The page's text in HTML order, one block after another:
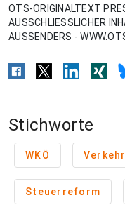
OTS-ORIGINALTEXT
AUSSCHLIESSLICHER
AUSSENDERS -
Stichworte
WKÖ Verkehr
Steuerreform